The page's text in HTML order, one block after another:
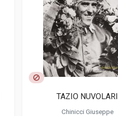
TAZIO NUVOLARI
Chinicci Giuseppe